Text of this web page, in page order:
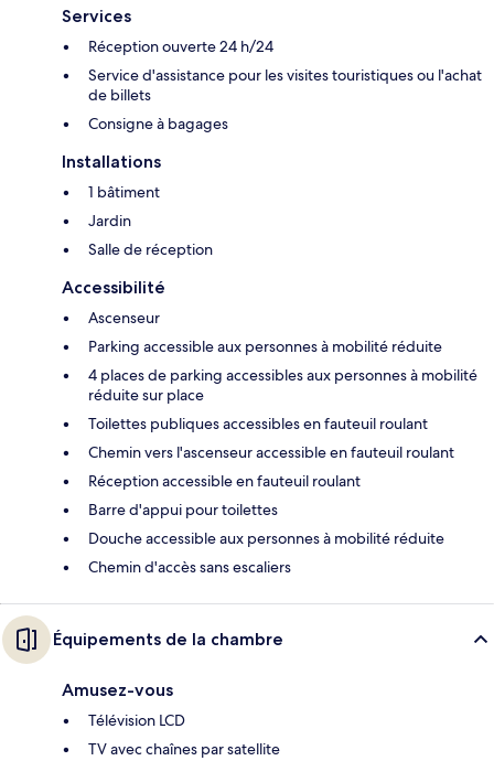
Services
Réception ouverte 24 h/24
Service d'assistance pour les visites touristiques ou l'achat
de billets
Consigne à bagages
Installations
1 bâtiment
Jardin
Salle de réception
Accessibilité
Ascenseur
Parking accessible aux personnes à mobilité réduite
4 places de parking accessibles aux personnes à mobilité
réduite sur place
Toilettes publiques accessibles en fauteuil roulant
Chemin vers l'ascenseur accessible en fauteuil roulant
Réception accessible en fauteuil roulant
Barre d'appui pour toilettes
Douche accessible aux personnes à mobilité réduite
Chemin d'accès sans escaliers
Équipements de la chambre
Amusez-vous
Télévision LCD
TV avec chaînes par satellite